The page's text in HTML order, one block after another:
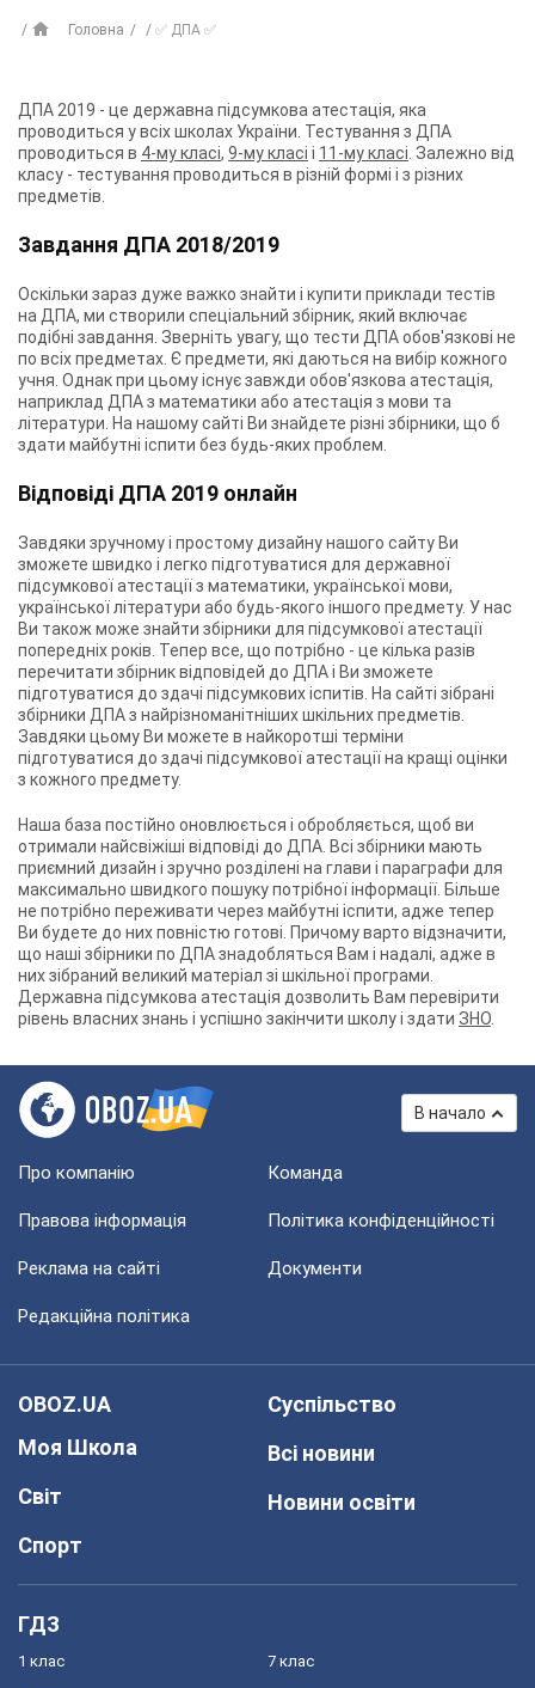
Головна ✅ ДПА ✅
ДПА 2019 - це державна підсумкова атестація, яка
проводиться у всіх школах України. Тестування з ДПА
проводиться в 4-му класі, 9-му класі і 11-му класі . Залежно від
класу - тестування проводиться в різній формі і з різних
предметів.
Завдання ДПА 2018/2019
Оскільки зараз дуже важко знайти і купити приклади тестів
на ДПА, ми створили спеціальний збірник, який включає
подібні завдання. Зверніть увагу, що тести ДПА обов'язкові не
по всіх предметах. Є предмети, які даються на вибір кожного
учня. Однак при цьому існує завжди обов'язкова атестація,
наприклад ДПА з математики або атестація з мови та
літератури. На нашому сайті Ви знайдете різні збірники, що б
здати майбутні іспити без будь-яких проблем.
Відповіді ДПА 2019 онлайн
Завдяки зручному і простому дизайну нашого сайту Ви
зможете швидко і легко підготуватися для державної
підсумкової атестації з математики, української мови,
української літератури або будь-якого іншого предмету. У нас
Ви також може знайти збірники для підсумкової атестації
попередніх років. Тепер все, що потрібно - це кілька разів
перечитати збірник відповідей до ДПА і Ви зможете
підготуватися до здачі підсумкових іспитів. На сайті зібрані
збірники ДПА з найрізноманітніших шкільних предметів.
Завдяки цьому Ви можете в найкоротші терміни
підготуватися до здачі підсумкової атестації на кращі оцінки
з кожного предмету.
Наша база постійно оновлюється і обробляється, щоб ви
отримали найсвіжіші відповіді до ДПА. Всі збірники мають
приємний дизайн і зручно розділені на глави і параграфи для
максимально швидкого пошуку потрібної інформації. Більше
не потрібно переживати через майбутні іспити, адже тепер
Ви будете до них повністю готові. Причому варто відзначити,
що наші збірники по ДПА знадобляться Вам і надалі, адже в
них зібраний великий матеріал зі шкільної програми.
Державна підсумкова атестація дозволить Вам перевірити
рівень власних знань і успішно закінчити школу і здати ЗНО
В начало
Про компанію Команда
Правова інформація Політика конфіденційності
Реклама на сайті Документи
Редакційна політика
OBOZ.UA
Моя Школа
Світ
Спорт
Суспільство
Всі новини
Новини освіти
ГДЗ
1 клас 7 клас